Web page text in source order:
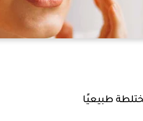
طبيعيًا